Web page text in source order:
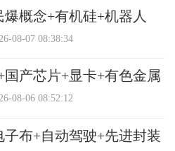
概念+有机硅+机器人
08-07 08:38:34
产芯片+显卡+有色金属
08-06 08:52:12
布+自动驾驶+先进封装